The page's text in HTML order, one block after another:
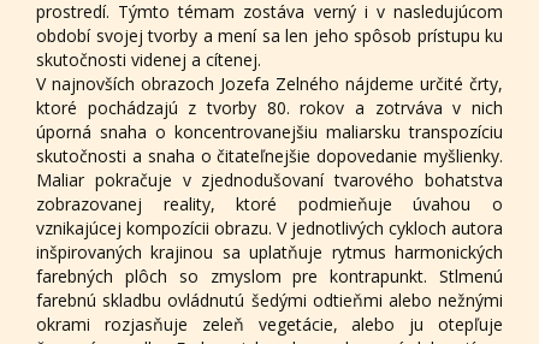
prostredí. Týmto témam zostáva verný i v nasledujúcom
období svojej tvorby a mení sa len jeho spôsob prístupu ku
skutočnosti videnej a cítenej.
V najnovších obrazoch Jozefa Zelného nájdeme určité črty,
ktoré pochádzajú z tvorby 80. rokov a zotrváva v nich
úporná snaha o koncentrovanejšiu maliarsku transpozíciu
skutočnosti a snaha o čitateľnejšie dopovedanie myšlienky.
Maliar pokračuje v zjednodušovaní tvarového bohatstva
zobrazovanej reality, ktoré podmieňuje úvahou o
vznikajúcej kompozícii obrazu. V jednotlivých cykloch autora
inšpirovaných krajinou sa uplatňuje rytmus harmonických
farebných plôch so zmyslom pre kontrapunkt. Stlmenú
farebnú skladbu ovládnutú šedými odtieňmi alebo nežnými
okrami rozjasňuje zeleň vegetácie, alebo ju otepľuje